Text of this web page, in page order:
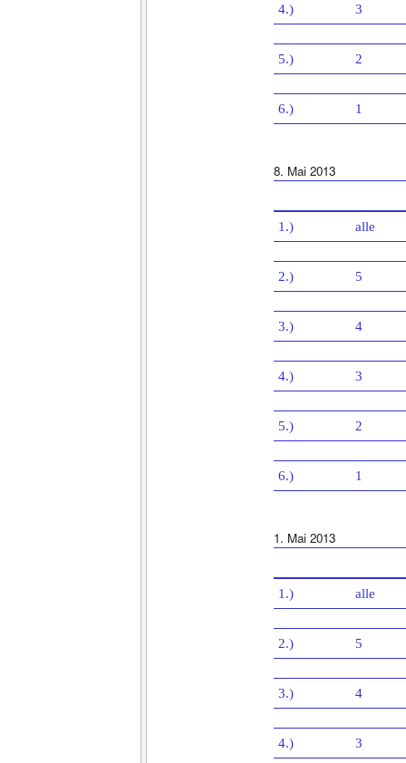
4.) 3
5.) 2
6.) 1
8. Mai 2013
1.) alle
2.) 5
3.) 4
4.) 3
5.) 2
6.) 1
1. Mai 2013
1.) alle
2.) 5
3.) 4
4.) 3